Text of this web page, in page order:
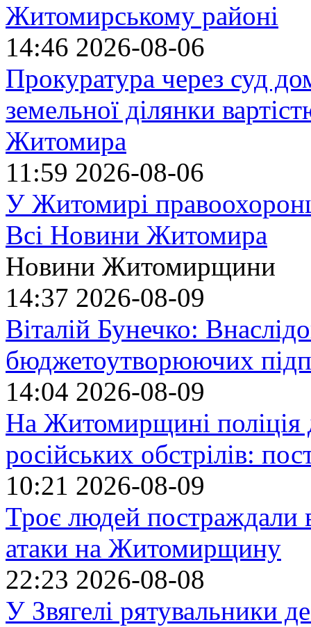
Житомирському районі
14:46 2026-08-06
Прокуратура через суд
земельної ділянки
Житомира
11:59 2026-08-06
У Житомирі
Всі Новини Житомира
Новини Житомирщини
14:37 2026-08-09
Віталій Бунечко:
бюджетоутворюючих
14:04 2026-08-09
На Житомирщині поліція
російських обстрілів:
10:21 2026-08-09
Троє людей постраждали
атаки на Житомирщину
22:23 2026-08-08
У Звягелі рятувальники